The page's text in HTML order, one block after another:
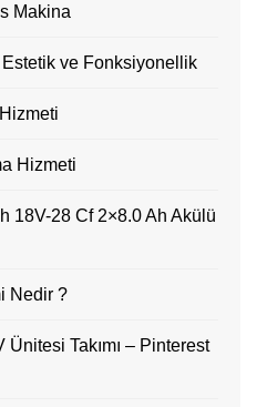
Makina
ve Fonksiyonellik
Hizmeti
18V-28 Cf 2×8.0 Ah Akülü
Nedir ?
Takımı – Pinterest